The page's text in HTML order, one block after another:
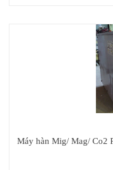
Máy hàn Mig/ Mag/ Co2